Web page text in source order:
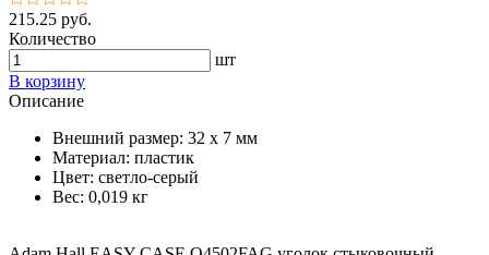
215.25 руб.
Количество
шт
В корзину
Описание
Внешний размер: 32 х 7 мм
Материал: пластик
Цвет: светло-серый
Вес: 0,019 кг